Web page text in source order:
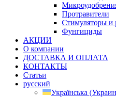
Протравители
Стимуляторы и
Фунгициды
АКЦИИ
О компании
ДОСТАВКА И ОПЛАТА
КОНТАКТЫ
Статьи
русский
Українська (